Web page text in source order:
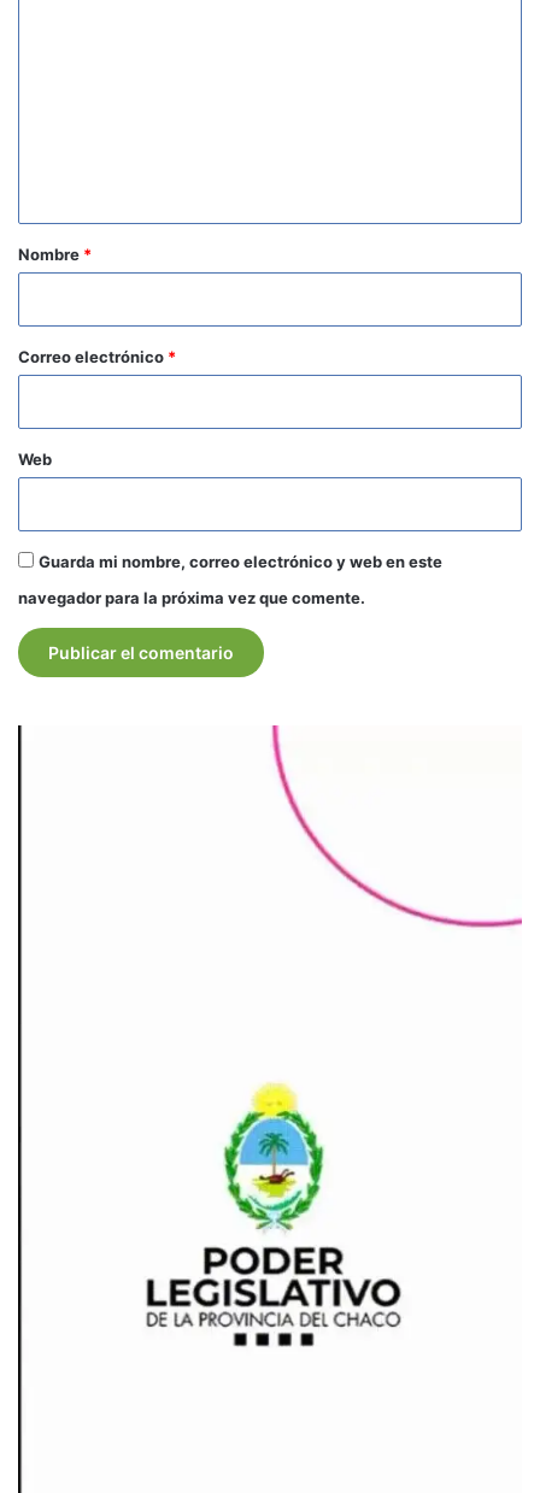
r
o
*
Nombre *
Correo electrónico *
Web
Guarda mi nombre, correo electrónico y web en este
navegador para la próxima vez que comente.